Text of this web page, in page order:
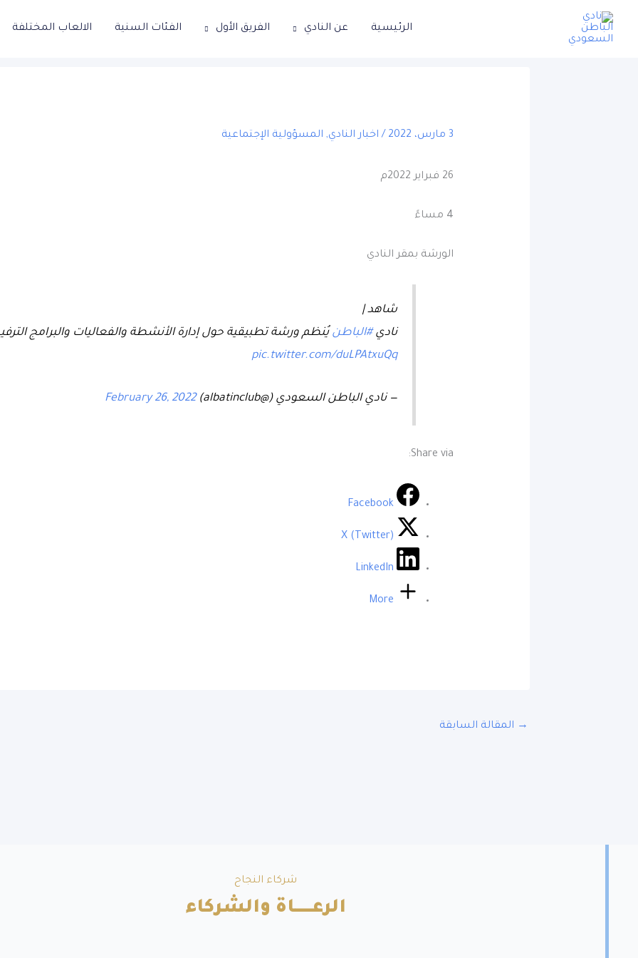
تخطي
الرئيسية عن النادي الفريق الأول الفئات السنية الالعاب المختلفة
3 مارس، 2022 / اخبار النادي, المسؤولية الإجتماعية
26 فبراير 2022م
4 مساءً
الورشة بمقر النادي
شاهد |
نادي#الباطن يُنظم ورشة تطبيقية حول إدارة الأنشطة والفعاليات والبرامج
pic.twitter.com/duLPAtxuQq
— نادي الباطن السعودي (@albatinclub) February 26, 2022
Share via:
Facebook
X (Twitter)
LinkedIn
More
→ المقالة السابقة
شركاء النجاح
الرعــــــاة والشركاء